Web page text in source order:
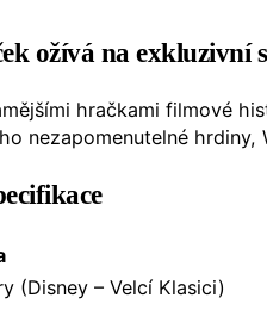
ožívá na exkluzivní
hračkami filmové
nezapomenutelné
(Disney – Velcí Klasici)